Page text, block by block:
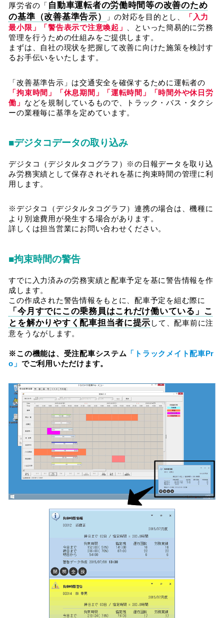
厚労省の「 自動車運転者の労働時間等の改善のため
の基準（改善基準告示）
」の対応を目的とし、
「入力
最小限」「警告表示で注意喚起」 、といった簡易的に労務
管理を行うための仕組みをご提供します。
まずは、自社の現状を把握して改善に向けた施策を検討す
るお手伝いをいたします。
「改善基準告示」は交通安全を確保するために運転者の
「拘束時間」「休息期間」「運転時間」「時間外や休日労
働」 などを規制しているもので、トラック・バス・タクシ
ーの業種毎に基準を定めています。
■デジタコデータの取り込み
デジタコ（デジタルタコグラフ）※の日報データを取り込
み労務実績として保存されそれを基に拘束時間の管理に利
用します。
※デジタコ（デジタルタコグラフ）連携の場合は、機種に
より別途費用が発生する場合があります。
詳しくは担当営業にお問い合わせください。
■拘束時間の警告
すでに入力済みの労務実績と配車予定を基に警告情報を作
成します。
この作成された警告情報をもとに、配車予定を組む際に
「今月すでにこの乗務員はこれだけ働いている」こ
とを解かりやすく配車担当者に提示 して、配車前に注
意をうながします。
※この機能は、受注配車システム 「トラックメイト配車Pr
o」 でご利用いただけます。